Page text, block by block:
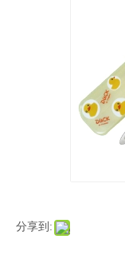
分享到: